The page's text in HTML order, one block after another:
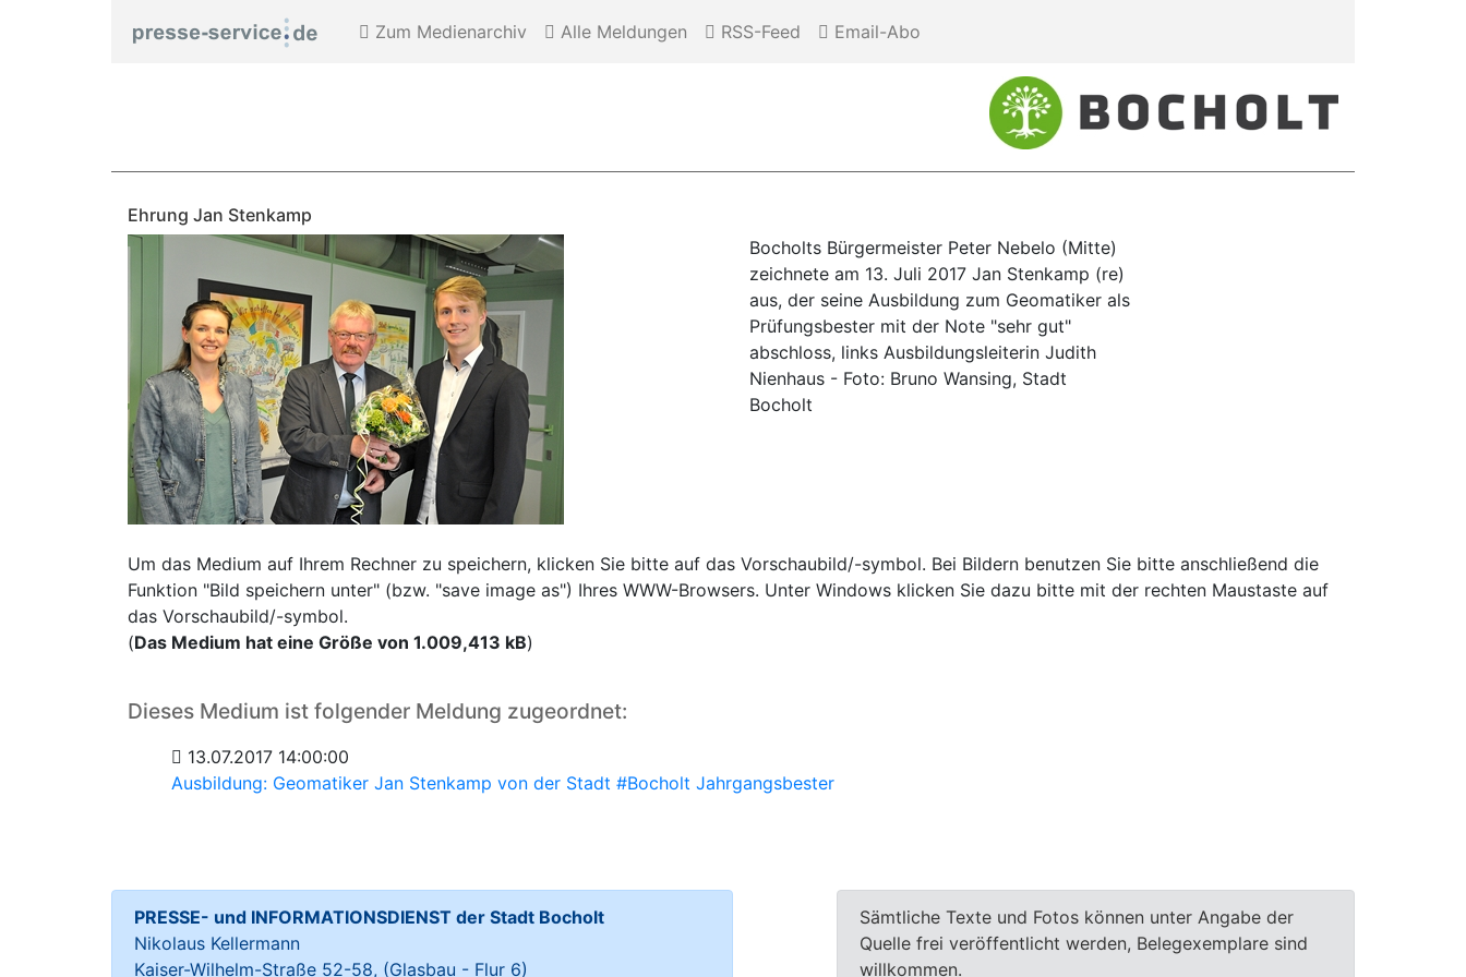
Zum Medienarchiv Alle Meldungen RSS-Feed Email-Abo
Ehrung Jan Stenkamp
Bocholts Bürgermeister Peter Nebelo (Mitte)
zeichnete am 13. Juli 2017 Jan Stenkamp (re)
aus, der seine Ausbildung zum Geomatiker als
Prüfungsbester mit der Note "sehr gut"
abschloss, links Ausbildungsleiterin Judith
Nienhaus - Foto: Bruno Wansing, Stadt
Bocholt
Um das Medium auf Ihrem Rechner zu speichern, klicken Sie bitte auf das Vorschaubild/-symbol. Bei Bildern benutzen Sie bitte anschließend die
Funktion "Bild speichern unter" (bzw. "save image as") Ihres WWW-Browsers. Unter Windows klicken Sie dazu bitte mit der rechten Maustaste auf
das Vorschaubild/-symbol.
(Das Medium hat eine Größe von 1.009,413 kB)
Dieses Medium ist folgender Meldung zugeordnet:
13.07.2017 14:00:00
Ausbildung: Geomatiker Jan Stenkamp von der Stadt #Bocholt Jahrgangsbester
PRESSE- und INFORMATIONSDIENST der Stadt Bocholt
Nikolaus Kellermann
Kaiser-Wilhelm-Straße 52-58, (Glasbau - Flur 6)
Sämtliche Texte und Fotos können unter Angabe der
Quelle frei veröffentlicht werden, Belegexemplare sind
willkommen.